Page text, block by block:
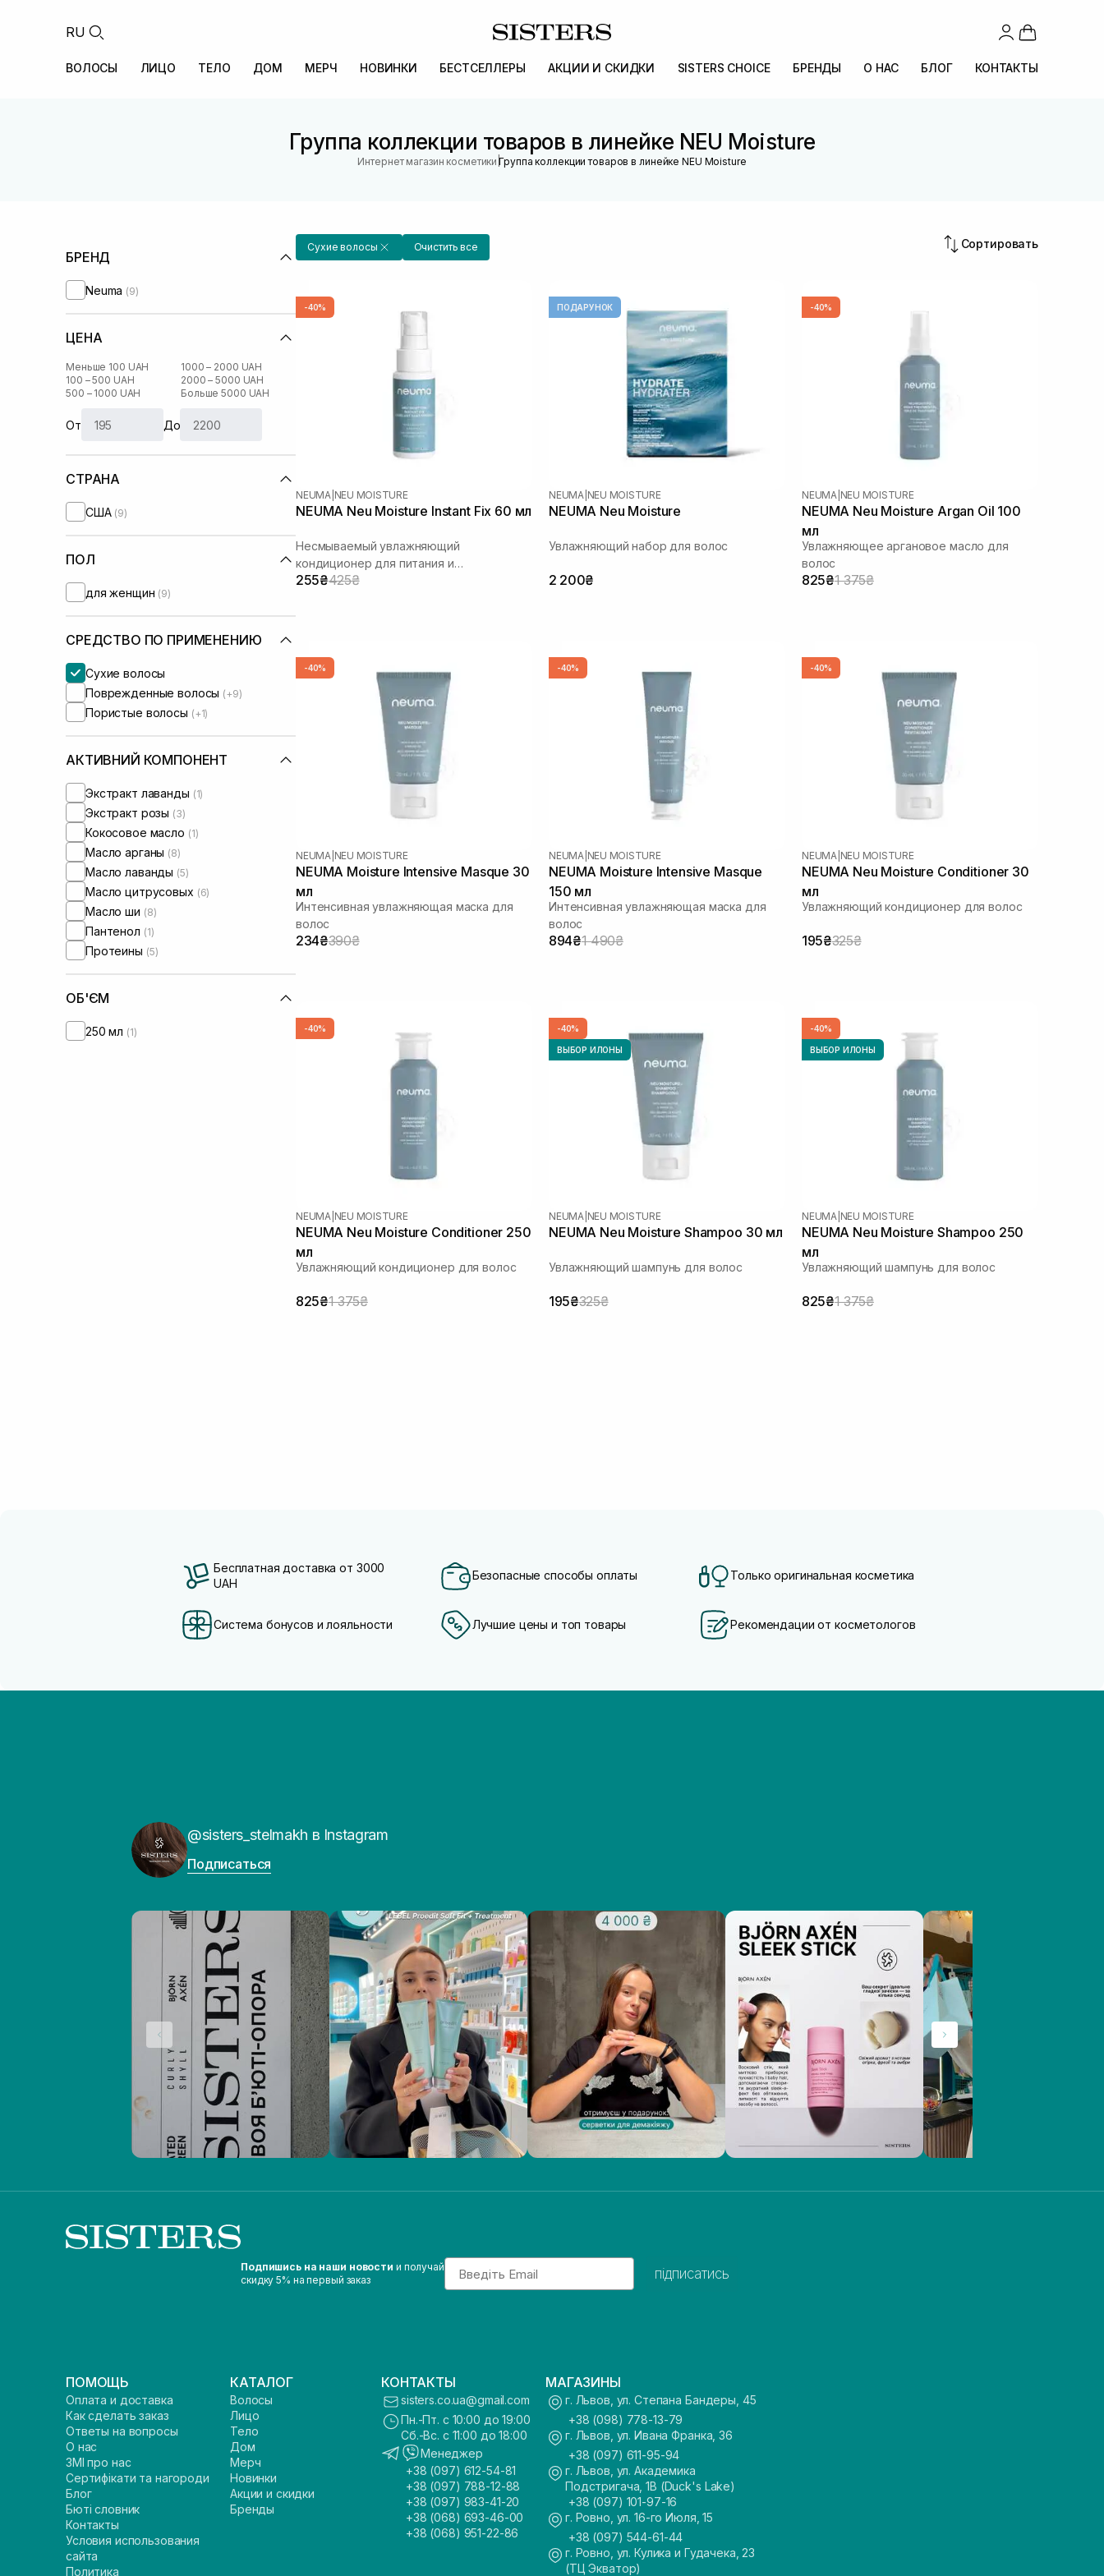
RU
ВОЛОСЫ ЛИЦО ТЕЛО ДОМ МЕРЧ НОВИНКИ БЕСТСЕЛЛЕРЫ АКЦИИ И СКИДКИ SISTERS CHOICE БРЕНДЫ О НАС БЛОГ КОНТАКТЫ
Группа коллекции товаров в линейке NEU Moisture
Интернет магазин косметики |Группа коллекции товаров в линейке NEU Moisture
БРЕНД
Neuma (9)
ЦЕНА
Меньше 100 UAH
100 – 500 UAH
500 – 1000 UAH
1000 – 2000 UAH
2000 – 5000 UAH
Больше 5000 UAH
От До
СТРАНА
США (9)
ПОЛ
для женщин (9)
СРЕДСТВО ПО ПРИМЕНЕНИЮ
Сухие волосы
Поврежденные волосы (+9)
Пористые волосы (+1)
АКТИВНИЙ КОМПОНЕНТ
Экстракт лаванды (1)
Экстракт розы (3)
Кокосовое масло (1)
Масло арганы (8)
Масло лаванды (5)
Масло цитрусовых (6)
Масло ши (8)
Пантенол (1)
Протеины (5)
ОБ'ЄМ
250 мл (1)
Сухие волосы Очистить все Сортировать
-40%
NEUMA NEU MOISTURE
NEUMA Neu Moisture Instant Fix 60 мл
Несмываемый увлажняющий
кондиционер для питания и
распутывания волос
255₴425₴
ПОДАРУНОК
NEUMA NEU MOISTURE
NEUMA Neu Moisture
Увлажняющий набор для волос
2 200₴
-40%
NEUMA NEU MOISTURE
NEUMA Neu Moisture Argan Oil 100
мл
Увлажняющее аргановое масло для
волос
825₴1 375₴
-40%
NEUMA NEU MOISTURE
NEUMA Moisture Intensive Masque 30
мл
Интенсивная увлажняющая маска для
волос
234₴390₴
-40%
NEUMA NEU MOISTURE
NEUMA Moisture Intensive Masque
150 мл
Интенсивная увлажняющая маска для
волос
894₴1 490₴
-40%
NEUMA NEU MOISTURE
NEUMA Neu Moisture Conditioner 30
мл
Увлажняющий кондиционер для волос
195₴325₴
-40%
NEUMA NEU MOISTURE
NEUMA Neu Moisture Conditioner 250
мл
Увлажняющий кондиционер для волос
825₴1 375₴
-40%
ВЫБОР ИЛОНЫ
NEUMA NEU MOISTURE
NEUMA Neu Moisture Shampoo 30 мл
Увлажняющий шампунь для волос
195₴325₴
-40%
ВЫБОР ИЛОНЫ
NEUMA NEU MOISTURE
NEUMA Neu Moisture Shampoo 250
мл
Увлажняющий шампунь для волос
825₴1 375₴
Бесплатная доставка от 3000
UAH
Безопасные способы оплаты Только оригинальная косметика
Система бонусов и лояльности Лучшие цены и топ товары Рекомендации от косметологов
@sisters_stelmakh в Instagram
Подписаться
Подпишись на наши новости и получай
скидку 5% на первый заказ
Email
підписатись
ПОМОЩЬ
Оплата и доставка
Как сделать заказ
Ответы на вопросы
О нас
ЗМІ про нас
Сертифікати та нагороди
Блог
Бюті словник
Контакты
Условия использования
сайта
Политика
КАТАЛОГ
Волосы
Лицо
Тело
Дом
Мерч
Новинки
Акции и скидки
Бренды
КОНТАКТЫ
sisters.co.ua@gmail.com
Пн.-Пт. с 10:00 до 19:00
Сб.-Вс. с 11:00 до 18:00
Менеджер
+38 (097) 612-54-81
+38 (097) 788-12-88
+38 (097) 983-41-20
+38 (068) 693-46-00
+38 (068) 951-22-86
МАГАЗИНЫ
г. Львов, ул. Степана Бандеры, 45
+38 (098) 778-13-79
г. Львов, ул. Ивана Франка, 36
+38 (097) 611-95-94
г. Львов, ул. Академика
Подстригача, 1В (Duck's Lake)
+38 (097) 101-97-16
г. Ровно, ул. 16-го Июля, 15
+38 (097) 544-61-44
г. Ровно, ул. Кулика и Гудачека, 23
(ТЦ Экватор)